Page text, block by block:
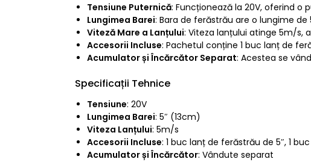
Tensiune Puternică: Funcționează la 20V, oferind o
Lungimea Barei: Bara de ferăstrău are o lungime
Viteză Mare a Lanțului: Viteza lanțului atinge 5m/s,
Accesorii Incluse: Pachetul conține 1 buc lanț de
Acumulator și Încărcător Separat: Acestea se
Specificații Tehnice
Tensiune: 20V
Lungimea Barei: 5″ (13cm)
Viteza Lanțului: 5m/s
Accesorii Incluse: 1 buc lanț de ferăstrău de 5″, 1
Acumulator și Încărcător: Vândute separat